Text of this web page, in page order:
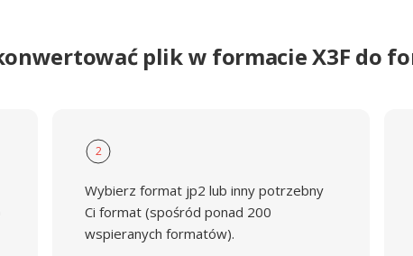
plik w formacie X3F do
2
Wybierz format jp2 lub inny potrzebny
Ci format (spośród ponad 200
wspieranych formatów).